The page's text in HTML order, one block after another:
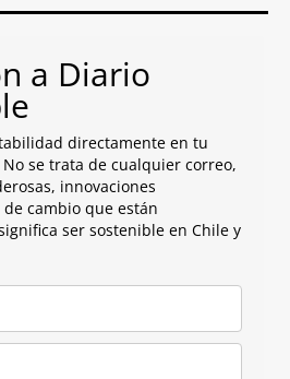
a Diario
directamente en tu
se trata de cualquier correo,
innovaciones
cambio que están
ser sostenible en Chile y